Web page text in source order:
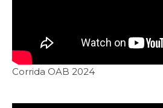
Corrida OAB 2024